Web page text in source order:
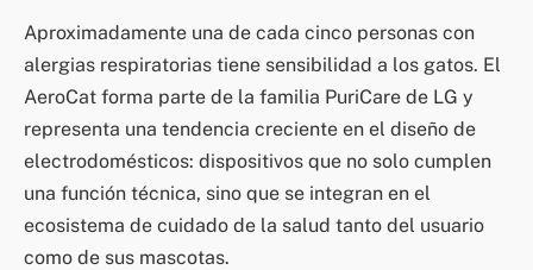
Aproximadamente una de cada cinco personas con
alergias respiratorias tiene sensibilidad a los gatos. El
AeroCat forma parte de la familia PuriCare de LG y
representa una tendencia creciente en el diseño de
electrodomésticos: dispositivos que no solo cumplen
una función técnica, sino que se integran en el
ecosistema de cuidado de la salud tanto del usuario
como de sus mascotas.